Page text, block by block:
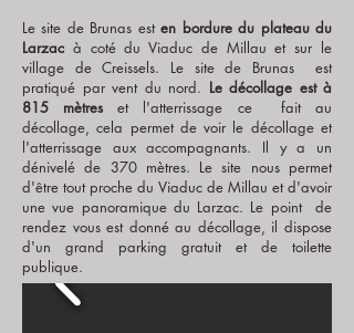
Le site de Brunas esten bordure du plateau du
Larzac à coté du Viaduc de Millau et sur le
village de Creissels. Le site de Brunas est
pratiqué par vent du nord. Le décollage est à
815 mètreset l'atterrissage ce fait au
décollage, cela permet de voir le décollage et
l'atterrissage aux accompagnants. Il y a un
dénivelé de 370 mètres. Le site nous permet
d'être tout proche du Viaduc de Millau et d'avoir
une vue panoramique du Larzac. Le point de
rendez vous est donné au décollage, il dispose
d'un grand parking gratuit et de toilette
publique.